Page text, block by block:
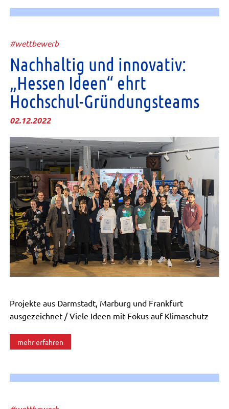
#wettbewerb
Nachhaltig und innovativ:
„Hessen Ideen“ ehrt
Hochschul-Gründungsteams
02.12.2022
Projekte aus Darmstadt, Marburg und Frankfurt
ausgezeichnet / Viele Ideen mit Fokus auf Klimaschutz
mehr erfahren